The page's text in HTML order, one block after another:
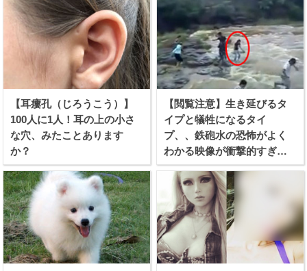
【耳瘻孔（じろうこう）】
100人に1人！耳の上の小さ
な穴、みたことあります
か？
【閲覧注意】生き延びるタ
イプと犠牲になるタイ
プ、、鉄砲水の恐怖がよく
わかる映像が衝撃的すぎ
る！